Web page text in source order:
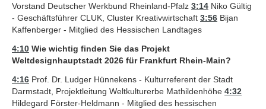
Vorstand Deutscher Werkbund Rheinland-Pfalz 3:14 Niko Gültig
- Geschäftsführer CLUK, Cluster Kreativwirtschaft 3:56 Bijan
Kaffenberger - Mitglied des Hessischen Landtages
4:10 Wie wichtig finden Sie das Projekt
Weltdesignhauptstadt 2026 für Frankfurt Rhein-Main?
4:16 Prof. Dr. Ludger Hünnekens - Kulturreferent der Stadt
Darmstadt, Projektleitung Weltkulturerbe Mathildenhöhe 4:32
Hildegard Förster-Heldmann - Mitglied des hessischen